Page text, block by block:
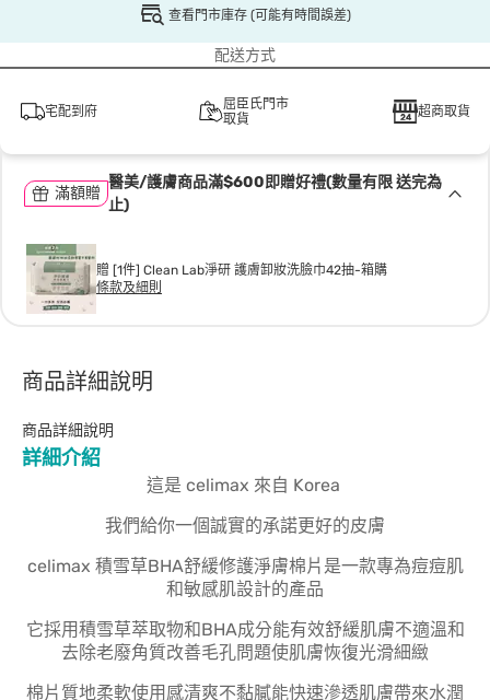
查看門市庫存 (可能有時間誤差)
配送方式
宅配到府
屈臣氏門市
取貨
超商取貨
滿額贈
醫美/護膚商品滿$600即贈好禮(數量有限 送完為
止)
贈 [1件] Clean Lab淨研 護膚卸妝洗臉巾42抽-箱購
條款及細則
商品詳細說明
商品詳細說明
詳細介紹
這是 celimax 來自 Korea
我們給你一個誠實的承諾更好的皮膚
celimax 積雪草BHA舒緩修護淨膚棉片是一款專為痘痘肌
和敏感肌設計的產品
它採用積雪草萃取物和BHA成分能有效舒緩肌膚不適溫和
去除老廢角質改善毛孔問題使肌膚恢復光滑細緻
棉片質地柔軟使用感清爽不黏膩能快速滲透肌膚帶來水潤